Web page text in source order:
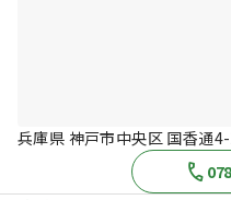
兵庫県 神戸市中央区 国香通